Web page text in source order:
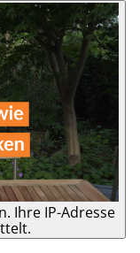
Ihre IP-Adresse